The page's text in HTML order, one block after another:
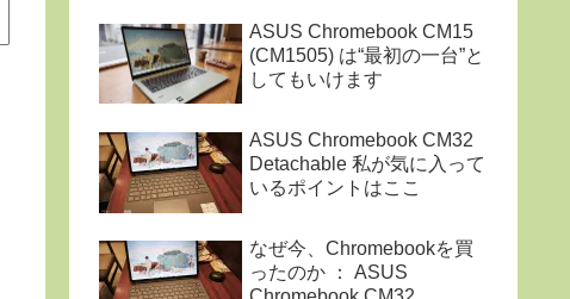
ASUS Chromebook CM15
(CM1505) は“最初の一台”と
してもいけます
ASUS Chromebook CM32
Detachable 私が気に入って
いるポイントはここ
なぜ今、Chromebookを買
ったのか ： ASUS